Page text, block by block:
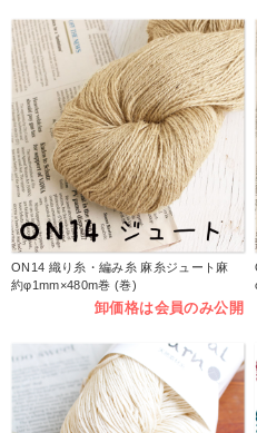
ON14 織り糸・編み糸 麻糸ジュート麻
約φ1mm×480m巻 (巻)
卸価格は会員のみ公開